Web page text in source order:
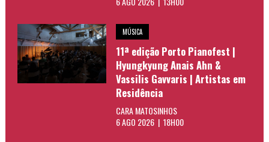
MÚSICA
11ª edição Porto Pianofest |
Hyungkyung Anais Ahn &
Vassilis Gavvaris | Artistas em
Residência
CARA MATOSINHOS
6 AGO 2026 | 18H00